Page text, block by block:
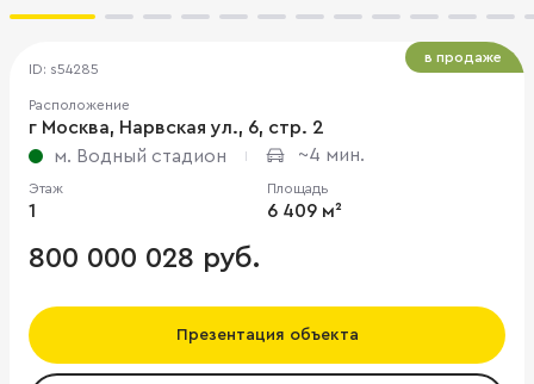
ID: s54285
Расположение
г Москва, Нарвская ул., 6, стр. 2
м. Водный стадион
~4 мин.
Этаж
1
Площадь
6 409 м²
800 000 028 руб.
Презентация объекта
в продаже